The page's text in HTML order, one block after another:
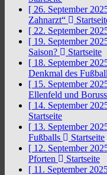
[ 26. September
Zahnarzt“
[ 22. September
[ 19. September
Saison?
Startseite
[ 18. September
Denkmal des
[ 15. September
Ellenfeld und
[ 14. September
Startseite
[ 13. September
Fußballs
Startseite
[ 12. September
Pforten
Startseite
[ 11. September